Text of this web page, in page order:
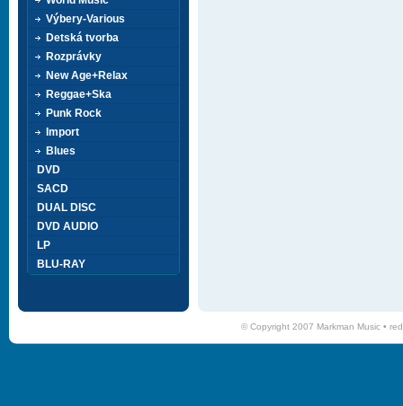
Výbery-Various
Detská tvorba
Rozprávky
New Age+Relax
Reggae+Ska
Punk Rock
Import
Blues
DVD
SACD
DUAL DISC
DVD AUDIO
LP
BLU-RAY
© Copyright 2007 Markman Music •